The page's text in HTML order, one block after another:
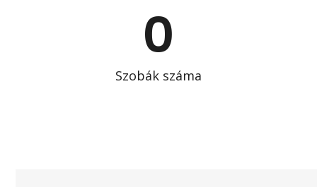
0
Szobák száma